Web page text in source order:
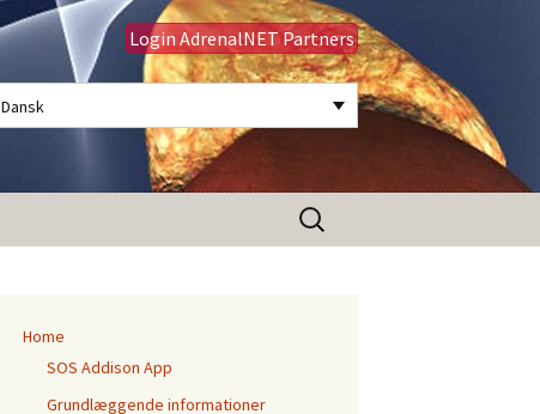
Login AdrenalNET Partners
Dansk
Søg
efter:
Home
SOS Addison App
Grundlæggende informationer